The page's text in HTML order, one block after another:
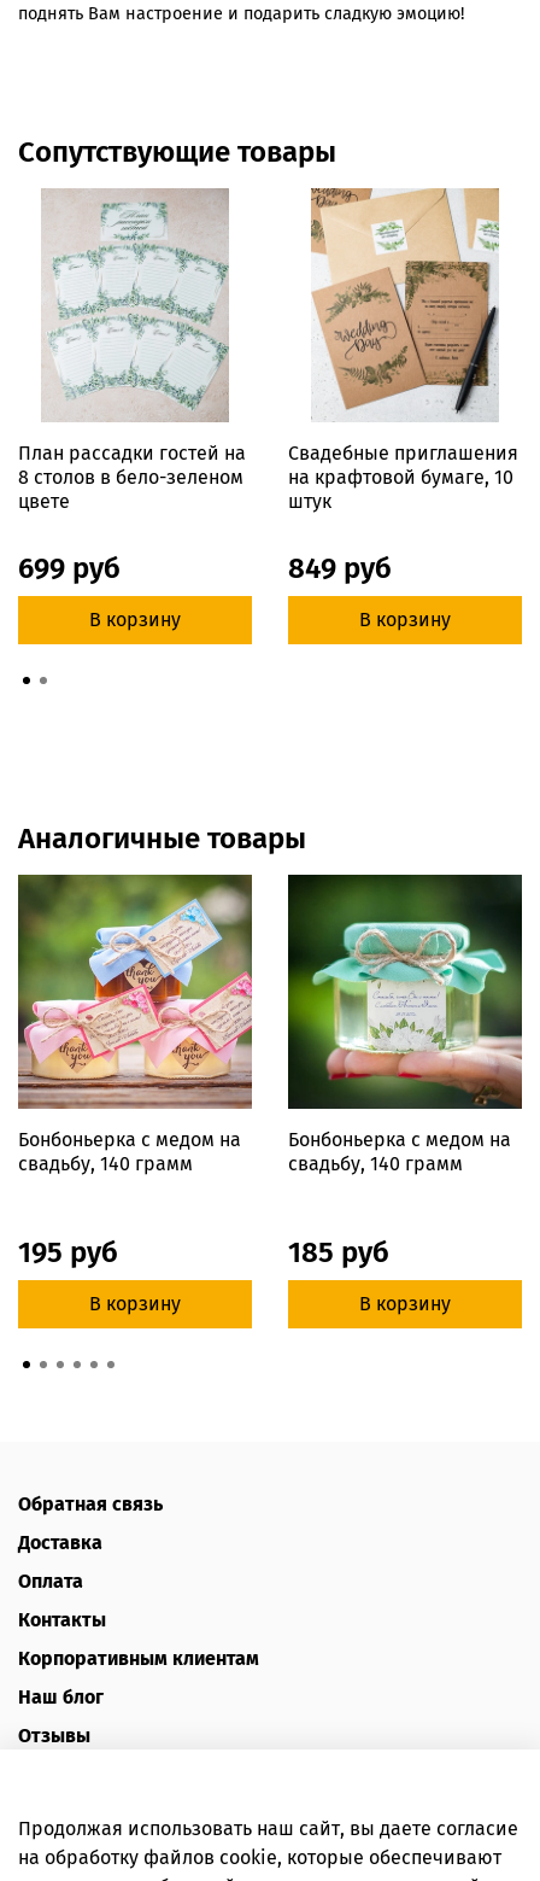
поднять Вам настроение и подарить сладкую эмоцию!
Сопутствующие товары
План рассадки гостей на
8 столов в бело-зеленом
цвете
699 руб
В корзину
Свадебные приглашения
на крафтовой бумаге, 10
штук
849 руб
В корзину
Аналогичные товары
Бонбоньерка с медом на
свадьбу, 140 грамм
195 руб
В корзину
Бонбоньерка с медом на
свадьбу, 140 грамм
185 руб
В корзину
Обратная связь
Доставка
Оплата
Контакты
Корпоративным клиентам
Наш блог
Отзывы
Пользовательское соглашение
Продолжая использовать наш сайт, вы даете согласие
на обработку файлов cookie, которые обеспечивают